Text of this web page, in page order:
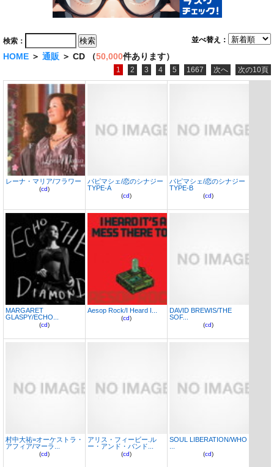
並べ替え：
検索：
HOME ＞ 通販 ＞ CD （50,000件あります）
1 2 3 4 5 1667 次へ 次の10頁
レーナ・マリア/フラワー
(cd)
パピマシェ/恋のシナジー
TYPE-A
(cd)
パピマシェ/恋のシナジー
TYPE-B
(cd)
MARGARET
GLASPY/ECHO...
(cd)
Aesop Rock/I Heard I...
(cd)
DAVID BREWIS/THE
SOF...
(cd)
村中大祐=オーケストラ・
アフィア/マーラ...
(cd)
アリス・フィービー.ル
ー・アンド・バンド...
(cd)
SOUL LIBERATION/WHO
(cd)